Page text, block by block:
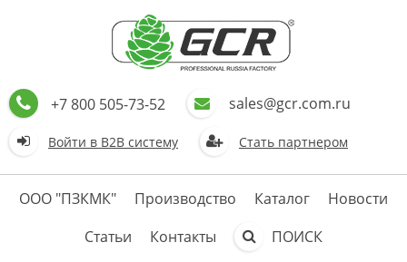
+7 800 505-73-52 sales@gcr.com.ru
Войти в В2В систему Стать партнером
ООО "ПЗКМК" Производство Каталог
Новости
Статьи
Контакты ПОИСК